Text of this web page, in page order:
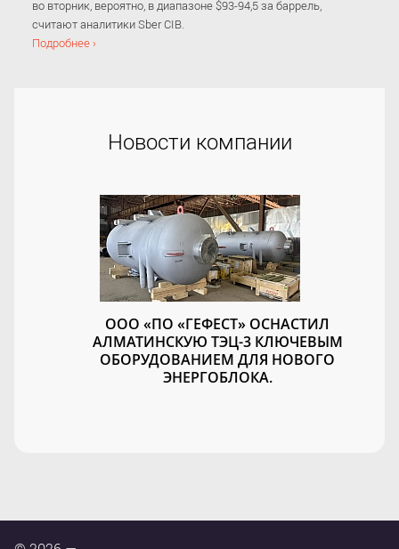
во вторник, вероятно, в диапазоне $93-94,5 за баррель,
считают аналитики Sber CIB.
Подробнее ›
Новости компании
ООО «ПО «ГЕФЕСТ» ОСНАСТИЛ
АЛМАТИНСКУЮ ТЭЦ-3 КЛЮЧЕВЫМ
ОБОРУДОВАНИЕМ ДЛЯ НОВОГО
ЭНЕРГОБЛОКА.